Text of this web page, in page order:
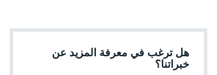
هل ترغب في معرفة المزيد عن
خبراتنا؟